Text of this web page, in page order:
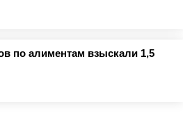
по алиментам взыскали 1,5